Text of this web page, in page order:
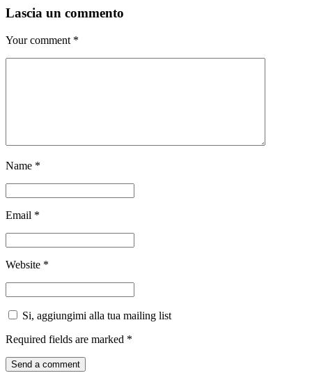
Lascia un commento
Your comment *
Name *
Email *
Website *
Si, aggiungimi alla tua mailing list
Required fields are marked *